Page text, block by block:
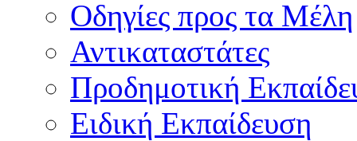
Οδηγίες προς τα Μέλη
Αντικαταστάτες
Προδημοτική
Ειδική Εκπαίδευση